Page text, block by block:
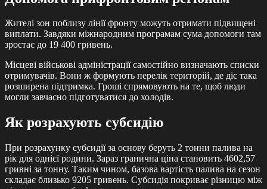
Жителі зон поблизу лінії фронту можуть отримати підвищені
виплати. Завдяки міжнародним програмам сума допомоги там
зростає до 19 400 гривень.
Місцеві військові адміністрації самостійно визначають списки
отримувачів. Вони ж формують перелік територій, де діє така
розширена підтримка. Гроші спрямовують на те, щоб люди
могли завчасно підготуватися до холодів.
Як розрахують субсидію
При розрахунку субсидії за основу беруть 2 тонни палива на
рік для однієї родини. Зараз гранична ціна становить 4602,57
гривні за тонну. Таким чином, базова вартість палива на сезон
складає близько 9205 гривень. Субсидія покриває різницю між